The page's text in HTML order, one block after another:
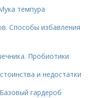
темпура
Способы избавления
Пробиотики
и недостатки
гардероб